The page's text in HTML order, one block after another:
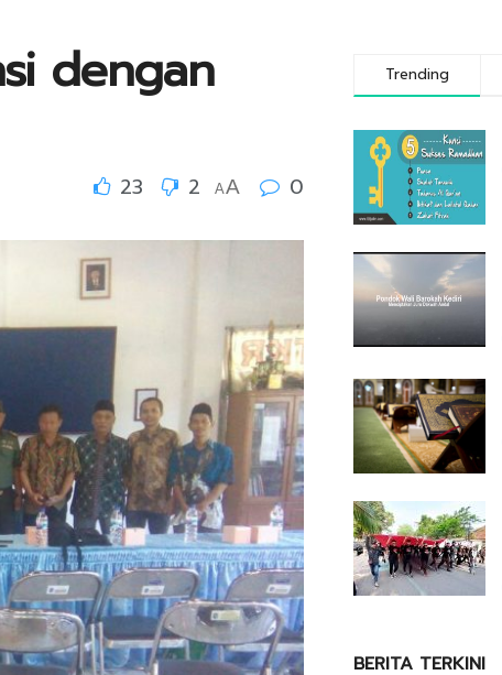
dengan
23 2 AA 0
Trending
BERITA TERKINI